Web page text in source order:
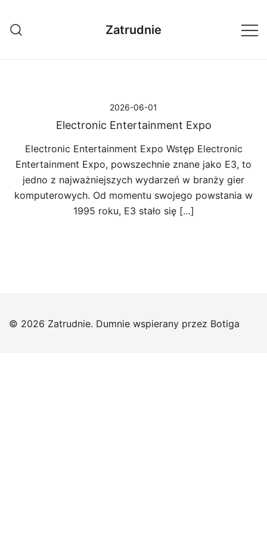
treści
Zatrudnie
2026-06-01
Electronic Entertainment Expo
Electronic Entertainment Expo Wstęp Electronic
Entertainment Expo, powszechnie znane jako E3, to
jedno z najważniejszych wydarzeń w branży gier
komputerowych. Od momentu swojego powstania w
1995 roku, E3 stało się […]
© 2026 Zatrudnie. Dumnie wspierany przez Botiga